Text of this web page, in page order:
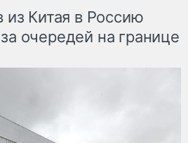
из Китая в Россию
очередей на границе